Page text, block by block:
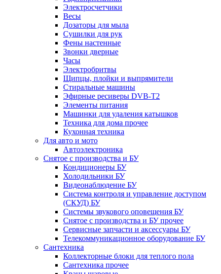
Электросчетчики
Весы
Дозаторы для мыла
Сушилки для рук
Фены настенные
Звонки дверные
Часы
Электробритвы
Щипцы, плойки и выпрямители
Стиральные машины
Эфирные ресиверы DVB-T2
Элементы питания
Машинки для удаления катышков
Техника для дома прочее
Кухонная техника
Для авто и мото
Автоэлектроника
Снятое с производства и БУ
Кондиционеры БУ
Холодильники БУ
Видеонаблюдение БУ
Система контроля и управление доступом
(СКУД) БУ
Системы звукового оповещения БУ
Снятое с производства и БУ прочее
Сервисные запчасти и аксессуары БУ
Телекоммуникационное оборудование БУ
Сантехника
Коллекторные блоки для теплого пола
Сантехника прочее